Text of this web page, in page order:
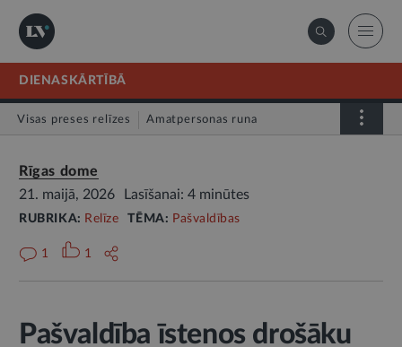
DIENASKĀRTĪBĀ
Visas preses relīzes Amatpersonas runa
Rīgas dome
21. maijā, 2026
Lasīšanai: 4 minūtes
RUBRIKA: Relīze TĒMA: Pašvaldības
1 1
Pašvaldība īstenos drošāku